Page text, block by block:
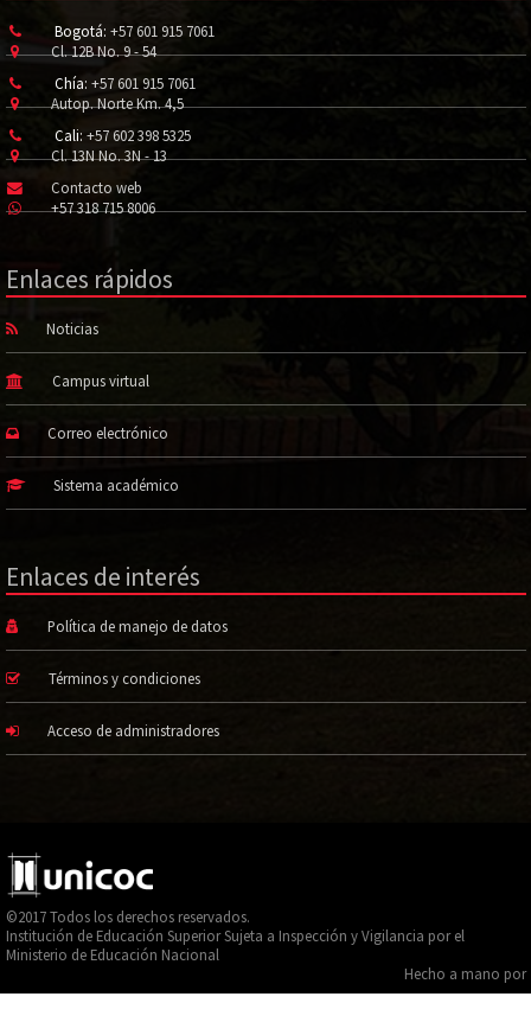
Bogotá: +57 601 915 7061
Cl. 12B No. 9 - 54
Chía: +57 601 915 7061
Autop. Norte Km. 4,5
Cali: +57 602 398 5325
Cl. 13N No. 3N - 13
Contacto web
+57 318 715 8006
Enlaces rápidos
Noticias
Campus virtual
Correo electrónico
Sistema académico
Enlaces de interés
Política de manejo de datos
Términos y condiciones
Acceso de administradores
©2017 Todos los derechos reservados.
Institución de Educación Superior Sujeta a Inspección y Vigilancia por el
Ministerio de Educación Nacional
Hecho a mano por